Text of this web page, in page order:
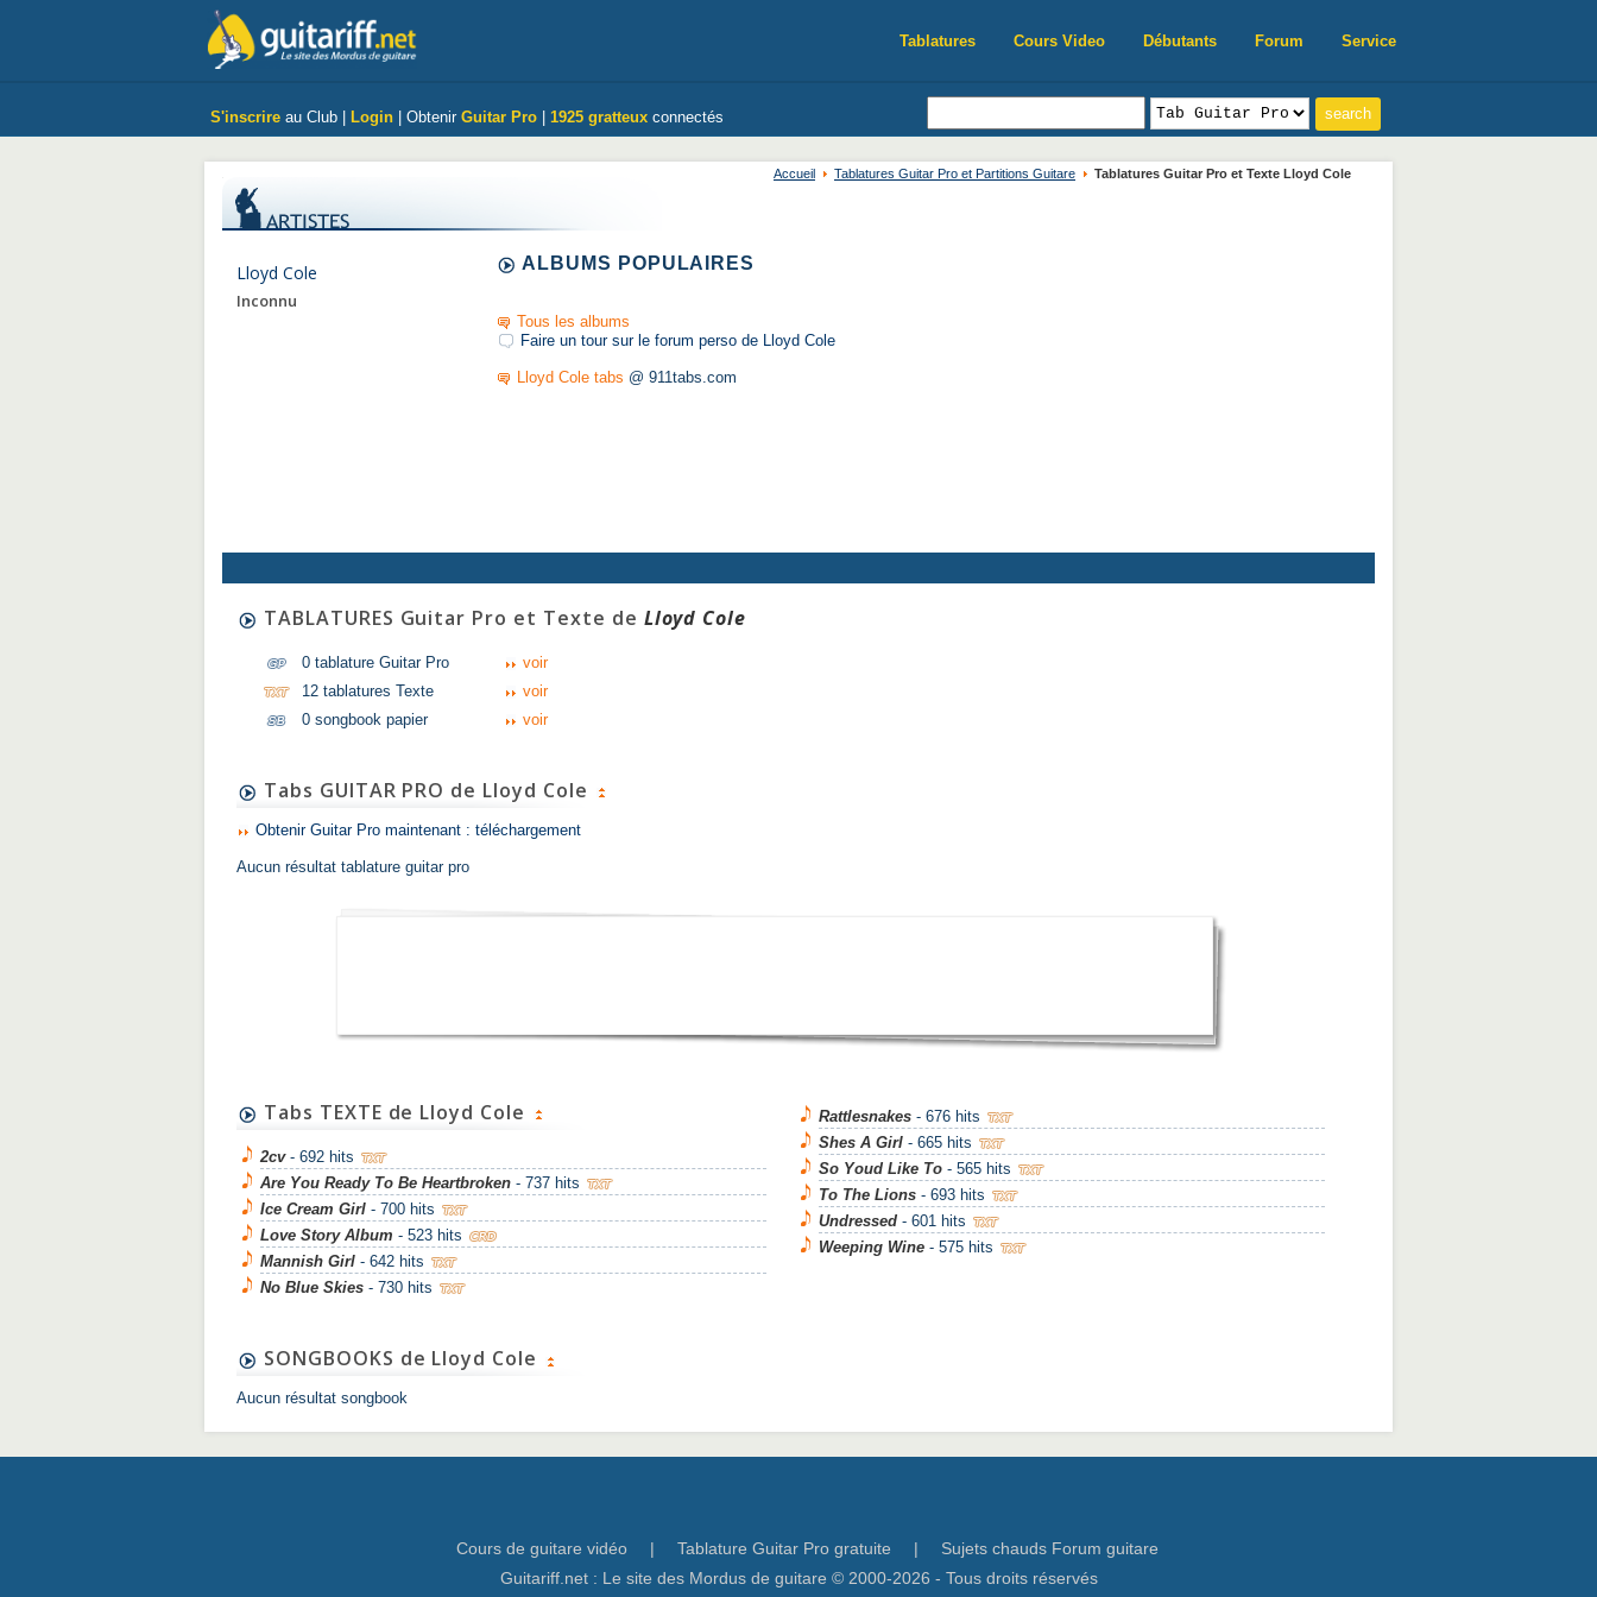
Tablatures Cours Video Débutants Forum Service
S'inscrire au Club | Login | Obtenir Guitar Pro 1925 gratteux connectés
Accueil Tablatures Guitar Pro et Partitions Guitare Tablatures Guitar Pro et Texte Lloyd Cole
Lloyd Cole
Inconnu
ALBUMS POPULAIRES
Tous les albums
Faire un tour sur le forum perso de Lloyd Cole
Lloyd Cole tabs @ 911tabs.com
TABLATURES Guitar Pro et Texte de Lloyd Cole
0 tablature Guitar Pro
voir
12 tablatures Texte
voir
0 songbook papier
voir
Tabs GUITAR PRO de Lloyd Cole
Obtenir Guitar Pro maintenant : téléchargement
Aucun résultat tablature guitar pro
Tabs TEXTE de Lloyd Cole
2cv- 692 hits
Are You Ready To Be Heartbroken - 737 hits
Ice Cream Girl - 700 hits
Love Story Album - 523 hits
Mannish Girl - 642 hits
No Blue Skies - 730 hits
Rattlesnakes - 676 hits
Shes A Girl - 665 hits
So Youd Like To - 565 hits
To The Lions - 693 hits
Undressed - 601 hits
Weeping Wine - 575 hits
SONGBOOKS de Lloyd Cole
Aucun résultat songbook
Cours de guitare vidéo | Tablature Guitar Pro gratuite |
Sujets chauds Forum guitare
Guitariff.net : Le site des Mordus de guitare © 2000-2026 - Tous droits réservés